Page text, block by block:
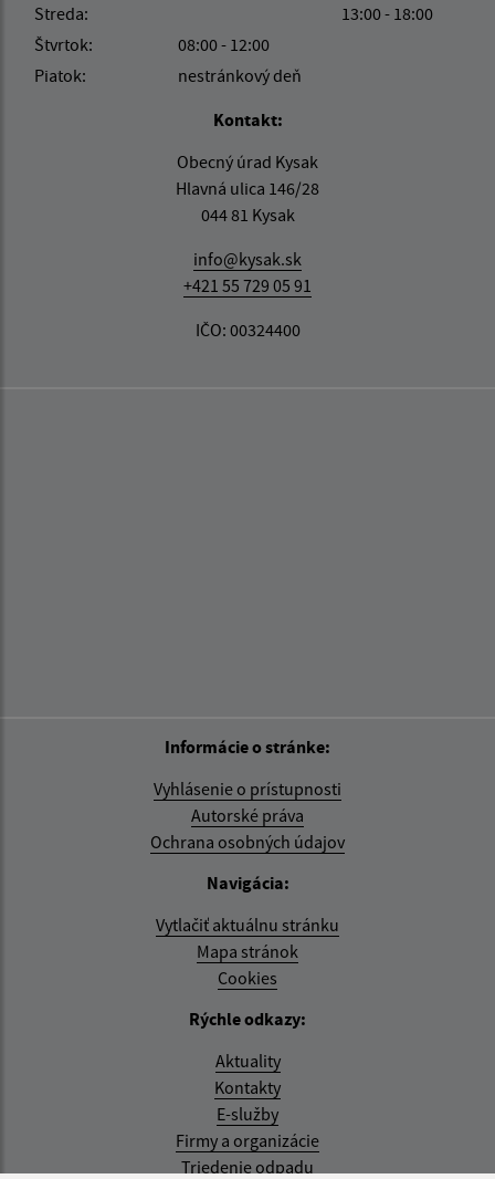
Streda:
13:00 - 18:00
Štvrtok:
08:00 - 12:00
Piatok:
nestránkový deň
Kontakt:
Obecný úrad Kysak
Hlavná ulica 146/28
044 81 Kysak
info@kysak.sk
+421 55 729 05 91
IČO: 00324400
Informácie o stránke:
Vyhlásenie o prístupnosti
Autorské práva
Ochrana osobných údajov
Navigácia:
Vytlačiť aktuálnu stránku
Mapa stránok
Cookies
Rýchle odkazy:
Aktuality
Kontakty
E-služby
Firmy a organizácie
Triedenie odpadu